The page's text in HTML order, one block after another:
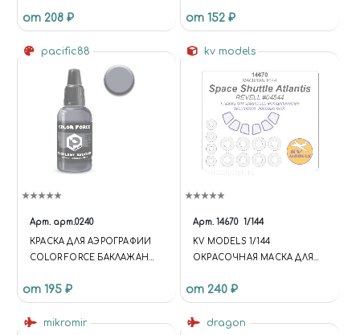
КОЛЕСА
от 208 ₽ от 152 ₽
pacific88
Арт. арт.0240
КРАСКА ДЛЯ АЭРОГРАФИИ
COLOR FORCE БАКЛАЖАН
AVIATION)
от 195 ₽
kv models
Арт. 14670 1/144
KV MODELS 1/144
ОКРАСОЧНАЯ МАСКА ДЛЯ
(REVELL #04544) + МАСКИ НА
ДИСКИ И КОЛЕСА
от 240 ₽
mikromir dragon